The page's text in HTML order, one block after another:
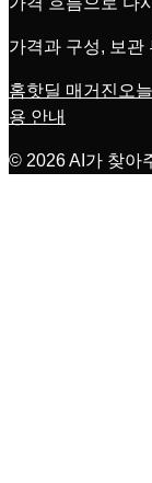
가격과 구성, 보관
홈핫딜 매거진 오
용 안내
© 2026AI가 찾아